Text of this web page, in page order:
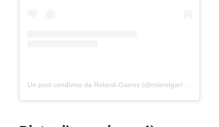
Un post condiviso da Roland-Garros (@rolandgarros)